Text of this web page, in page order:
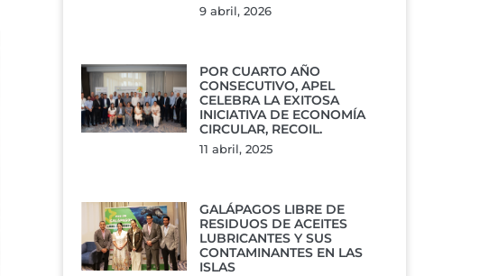
9 abril, 2026
POR CUARTO AÑO
CONSECUTIVO, APEL
CELEBRA LA EXITOSA
INICIATIVA DE ECONOMÍA
CIRCULAR, RECOIL.
11 abril, 2025
GALÁPAGOS LIBRE DE
RESIDUOS DE ACEITES
LUBRICANTES Y SUS
CONTAMINANTES EN LAS
ISLAS